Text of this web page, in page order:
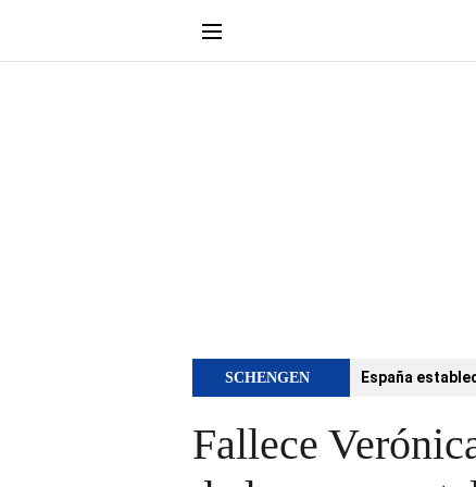
SCHENGEN España
Fallece